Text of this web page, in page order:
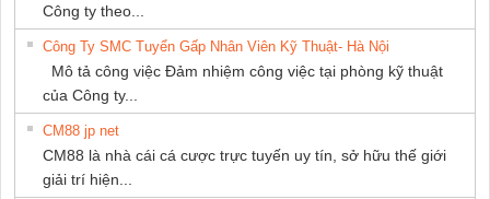
Công ty theo...
Công Ty SMC Tuyển Gấp Nhân Viên Kỹ Thuật- Hà Nội
Mô tả công việc Đảm nhiệm công việc tại phòng kỹ thuật
của Công ty...
CM88 jp net
CM88 là nhà cái cá cược trực tuyến uy tín, sở hữu thế giới
giải trí hiện...